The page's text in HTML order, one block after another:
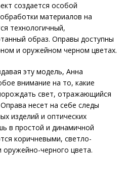
создается особой
материалов на
технологичный,
образ. Оправы доступны
и оружейном черном цветах.
эту модель, Анна
внимание на то, какие
свет, отражающийся
несет на себе следы
изделий и оптических
в простой и динамичной
коричневыми, светло-
черного цвета.